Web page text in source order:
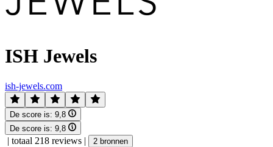
ISH Jewels
ish-jewels.com
De score is: 9,8
De score is: 9,8
| totaal 218 reviews | 2 bronnen